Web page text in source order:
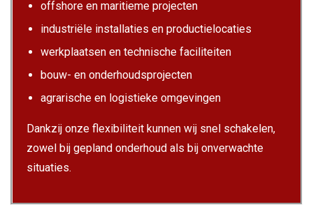
offshore en maritieme projecten
industriële installaties en productielocaties
werkplaatsen en technische faciliteiten
bouw- en onderhoudsprojecten
agrarische en logistieke omgevingen
Dankzij onze flexibiliteit kunnen wij snel schakelen,
zowel bij gepland onderhoud als bij onverwachte
situaties.